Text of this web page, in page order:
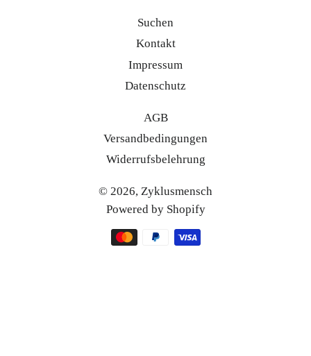
Suchen
Kontakt
Impressum
Datenschutz
AGB
Versandbedingungen
Widerrufsbelehrung
© 2026, Zyklusmensch
Powered by Shopify
Zahlungsmethoden